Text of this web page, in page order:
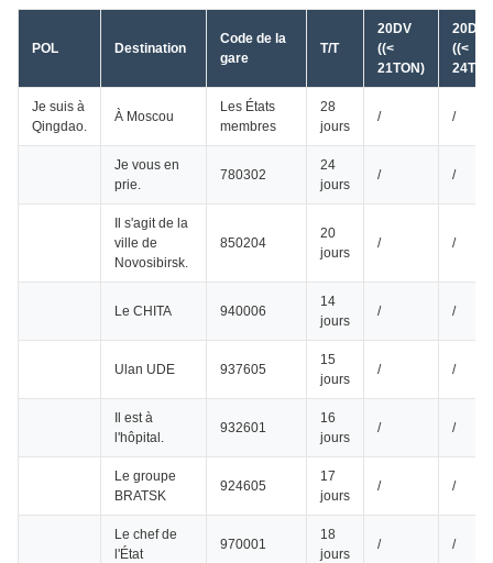
POL Destination
Code de la
gare
T/T
20DV
((<
21TON)
20DV
((<
Je suis à
Qingdao.
À Moscou
Les États
membres
28
jours
/ /
Je vous en
prie.
780302
24
jours
/ /
Il s'agit de la
ville de
Novosibirsk.
850204
20
jours
/ /
Le CHITA 940006
14
jours
/ /
Ulan UDE 937605
15
jours
/ /
Il est à
l'hôpital.
932601
16
jours
/ /
Le groupe
BRATSK
924605
17
jours
/ /
Le chef de
l'État
970001
18
jours
/ /